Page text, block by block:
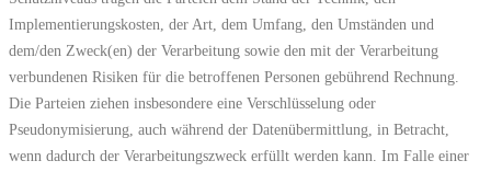
Implementierungskosten, der Art, dem Umfang, den Umständen und
dem/den Zweck(en) der Verarbeitung sowie den mit der Verarbeitung
verbundenen Risiken für die betroffenen Personen gebührend Rechnung.
Die Parteien ziehen insbesondere eine Verschlüsselung oder
Pseudonymisierung, auch während der Datenübermittlung, in Betracht,
wenn dadurch der Verarbeitungszweck erfüllt werden kann. Im Falle einer